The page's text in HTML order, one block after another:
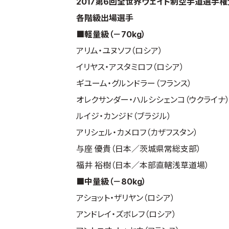
各階級出場選手
■軽量級（－70kg）
アリム・ユヌソフ（ロシア）
イリヤス・アスタミロフ（ロシア）
ギユーム・グルンドラー（フランス）
オレクサンダー・ハルシシェンコ（ウクライナ）
ルイジ・カンジド（ブラジル）
アリシェル・カメロフ（カザフスタン）
与座 優貴（日本／茨城県常総支部）
福井 裕樹（日本／本部直轄浅草道場）
■中量級（－80kg）
アショット・ザリヤン（ロシア）
アンドレイ・ズボレフ（ロシア）